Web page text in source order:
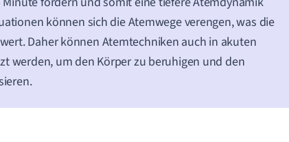
können sich die Atemwege verengen, was die
Daher können Atemtechniken auch in akuten
werden, um den Körper zu beruhigen und den